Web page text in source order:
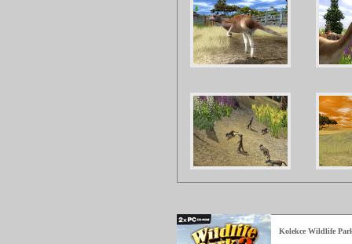
Kolekce Wildlife